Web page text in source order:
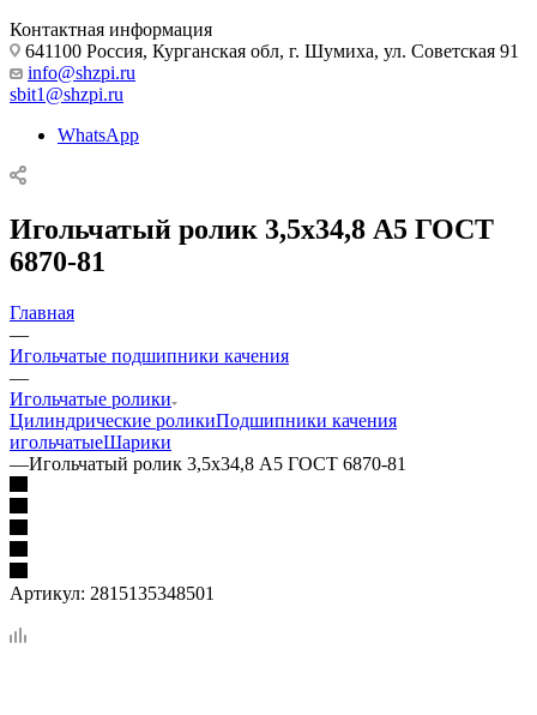
Контактная информация
641100 Россия, Курганская обл, г. Шумиха, ул. Советская 91
info@shzpi.ru
sbit1@shzpi.ru
WhatsApp
Игольчатый ролик 3,5х34,8 А5 ГОСТ
6870-81
Главная
—
Игольчатые подшипники качения
—
Игольчатые ролики
Цилиндрические роликиПодшипники качения
игольчатыеШарики
—Игольчатый ролик 3,5х34,8 А5 ГОСТ 6870-81
Артикул: 2815135348501